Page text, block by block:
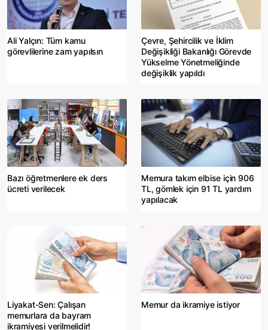
Ali Yalçın: Tüm kamu
görevlilerine zam yapılsın
Çevre, Şehircilik ve İklim
Değişikliği Bakanlığı Görevde
Yükselme Yönetmeliğinde
değişiklik yapıldı
Bazı öğretmenlere ek ders
ücreti verilecek
Memura takım elbise için 906
TL, gömlek için 91 TL yardım
yapılacak
Liyakat-Sen: Çalışan
memurlara da bayram
ikramiyesi verilmelidir!
Memur da ikramiye istiyor